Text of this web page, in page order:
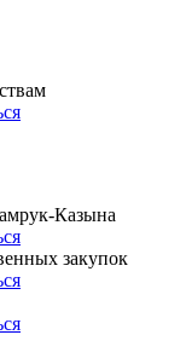
Казына
закупок